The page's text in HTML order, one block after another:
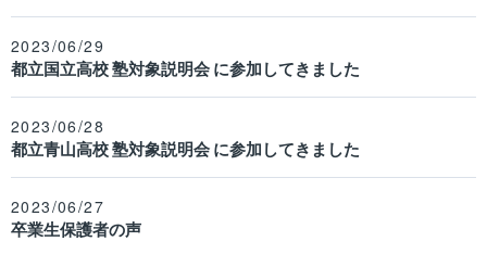
2023/06/29
都立国立高校 塾対象説明会 に参加してきました
2023/06/28
都立青山高校 塾対象説明会 に参加してきました
2023/06/27
卒業生保護者の声